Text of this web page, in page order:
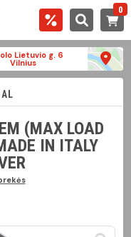
0
Lietuvio g. 6
Vilnius
(MAX LOAD
IN ITALY